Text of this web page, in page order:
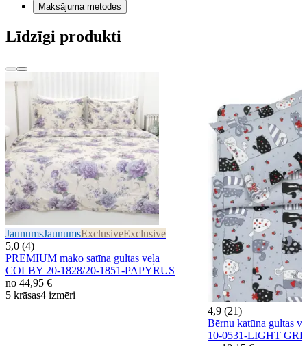
Maksājuma metodes
Līdzīgi produkti
JaunumsJaunumsExclusiveExclusive
5,0 (4)
PREMIUM mako satīna gultas veļa
COLBY 20-1828/20-1851-PAPYRUS
no 44,95 €
5 krāsas4 izmēri
4,9 (21)
Bērnu katūna gultas
10-0531-LIGHT